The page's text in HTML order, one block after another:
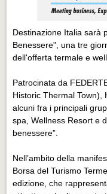
Destinazione Italia sarà
Benessere", una tre
dell'offerta termale e
Patrocinata da
Historic Thermal Town),
alcuni fra i principali
spa, Wellness Resort e
benessere”.
Nell’ambito della
Borsa del Turismo
edizione, che